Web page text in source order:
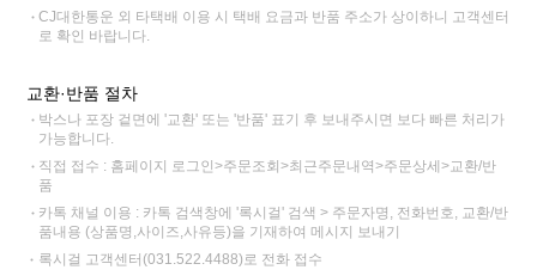
CJ대한통운 외 타택배 이용 시 택배 요금과 반품 주소가 상이하니 고객센터
로 확인 바랍니다.
교환·반품 절차
박스나 포장 겉면에 '교환' 또는 '반품' 표기 후 보내주시면 보다 빠른 처리가
가능합니다.
직접 접수 : 홈페이지 로그인>주문조회>최근주문내역>주문상세>교환/반
품
카톡 채널 이용 : 카톡 검색창에 '록시걸' 검색 > 주문자명, 전화번호, 교환/반
품내용 (상품명,사이즈,사유등)을 기재하여 메시지 보내기
록시걸 고객센터(031.522.4488)로 전화 접수